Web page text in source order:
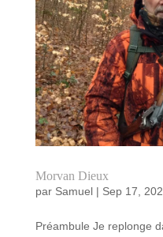
Morvan Dieux
par Samuel| Sep 17,
Préambule Je replonge